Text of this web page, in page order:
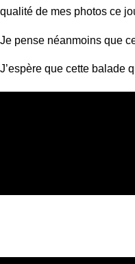
qualité de mes photos ce
Je pense néanmoins que
J’espère que cette balade